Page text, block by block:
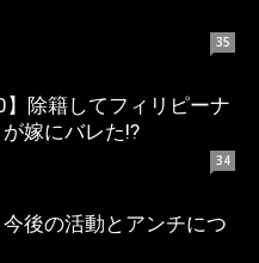
35
】除籍してフィリピーナ
嫁にバレた!?
34
後の活動とアンチにつ